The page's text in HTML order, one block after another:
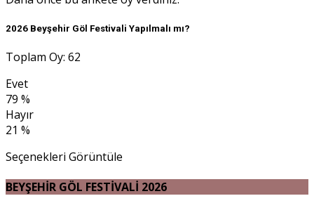
2026 Beyşehir Göl Festivali Yapılmalı mı?
Toplam Oy: 62
Evet
79 %
Hayır
21 %
Seçenekleri Görüntüle
BEYŞEHİR GÖL FESTİVALİ 2026